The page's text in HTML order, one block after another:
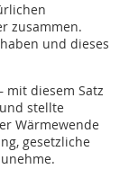
zusammen.
und dieses
mit diesem Satz
stellte
Wärmewende
gesetzliche